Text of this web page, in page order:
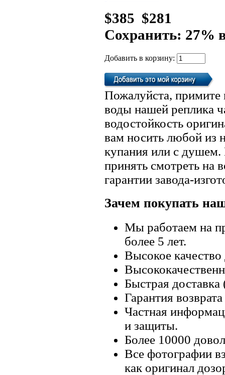
$385 $281
Сохранить: 27%
Добавить в корзину:
Пожалуйста, примите
воды нашей реплика
водостойкость
вам носить любой из
купания или с
принять смотреть на
гарантии завода-
Зачем покупать
Мы работаем на
более 5 лет.
Высокое
Быстрая
Гарантия возврата
Частная
и защиты.
Более 10000
Все фотографии
как оригинал